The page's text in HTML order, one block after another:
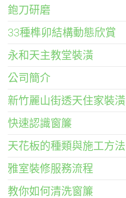
鉋刀研磨
33種榫卯結構動態欣賞
永和天主教堂裝潢
公司簡介
新竹麗山街透天住家裝潢
快速認識窗簾
天花板的種類與施工方法
雅室裝修服務流程
教你如何清洗窗簾